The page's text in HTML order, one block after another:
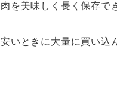
肉を美味しく長く保存で
安いときに大量に買い込